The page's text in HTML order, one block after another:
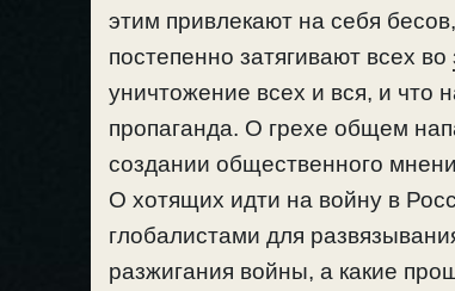
этим привлекают на себя
постепенно затягивают всех во
уничтожение всех и вся, и что
пропаганда. О грехе общем
создании общественного
О хотящих идти на войну в
глобалистами для
разжигания войны, а какие